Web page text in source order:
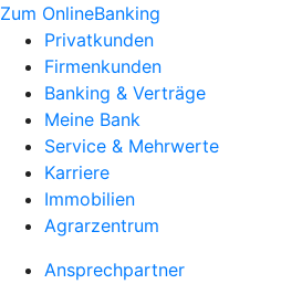
Zum OnlineBanking
Privatkunden
Firmenkunden
Banking & Verträge
Meine Bank
Service & Mehrwerte
Karriere
Immobilien
Agrarzentrum
Ansprechpartner